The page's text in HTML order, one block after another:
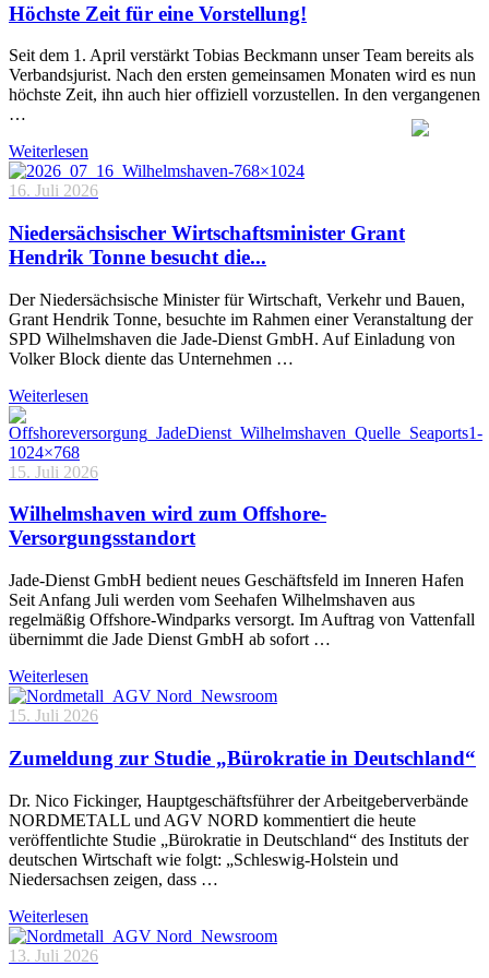
Höchste Zeit für eine Vorstellung!
Seit dem 1. April verstärkt Tobias Beckmann unser Team bereits als
Verbandsjurist. Nach den ersten gemeinsamen Monaten wird es nun
höchste Zeit, ihn auch hier offiziell vorzustellen. In den vergangenen
…
Weiterlesen
16. Juli 2026
Niedersächsischer Wirtschaftsminister Grant
Hendrik Tonne besucht die...
Der Niedersächsische Minister für Wirtschaft, Verkehr und Bauen,
Grant Hendrik Tonne, besuchte im Rahmen einer Veranstaltung der
SPD Wilhelmshaven die Jade-Dienst GmbH. Auf Einladung von
Volker Block diente das Unternehmen …
Weiterlesen
15. Juli 2026
Wilhelmshaven wird zum Offshore-
Versorgungsstandort
Jade-Dienst GmbH bedient neues Geschäftsfeld im Inneren Hafen
Seit Anfang Juli werden vom Seehafen Wilhelmshaven aus
regelmäßig Offshore-Windparks versorgt. Im Auftrag von Vattenfall
übernimmt die Jade Dienst GmbH ab sofort …
Weiterlesen
15. Juli 2026
Zumeldung zur Studie „Bürokratie in Deutschland“
Dr. Nico Fickinger, Hauptgeschäftsführer der Arbeitgeberverbände
NORDMETALL und AGV NORD kommentiert die heute
veröffentlichte Studie „Bürokratie in Deutschland“ des Instituts der
deutschen Wirtschaft wie folgt: „Schleswig-Holstein und
Niedersachsen zeigen, dass …
Weiterlesen
13. Juli 2026